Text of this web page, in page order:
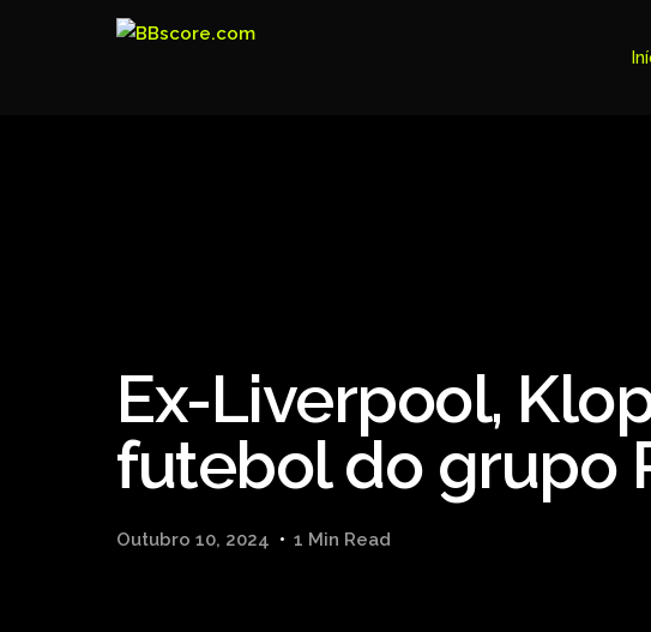
Ex-Liverpool,
futebol do grupo
Outubro 10, 2024 1 Min Read